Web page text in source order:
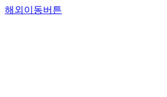
해외이동버튼